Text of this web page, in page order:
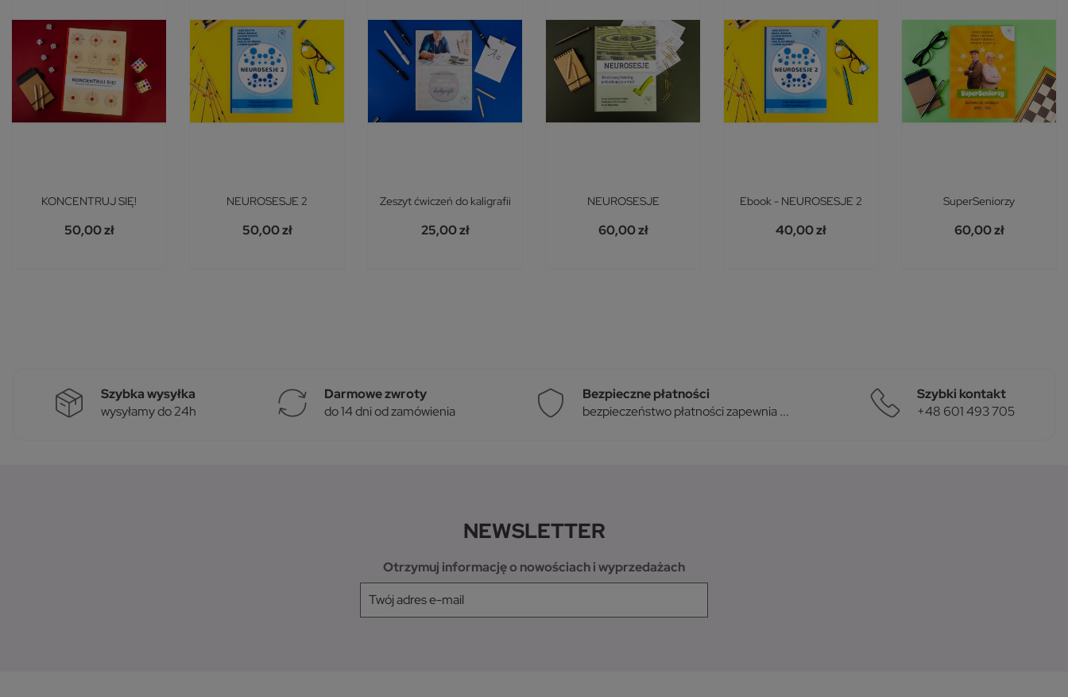
KONCENTRUJ SIĘ!
50,00 zł
NEUROSESJE 2
50,00 zł
Zeszyt ćwiczeń do kaligrafii
25,00 zł
NEUROSESJE
60,00 zł
Ebook - NEUROSESJE 2
40,00 zł
SuperSeniorzy
60,00 zł
Szybka wysyłka
wysyłamy do 24h
Darmowe zwroty
do 14 dni od zamówienia
Bezpieczne płatności
bezpieczeństwo płatności zapewnia ...
Szybki kontakt
+48 601 493 705
NEWSLETTER
Otrzymuj informację o nowościach i wyprzedażach